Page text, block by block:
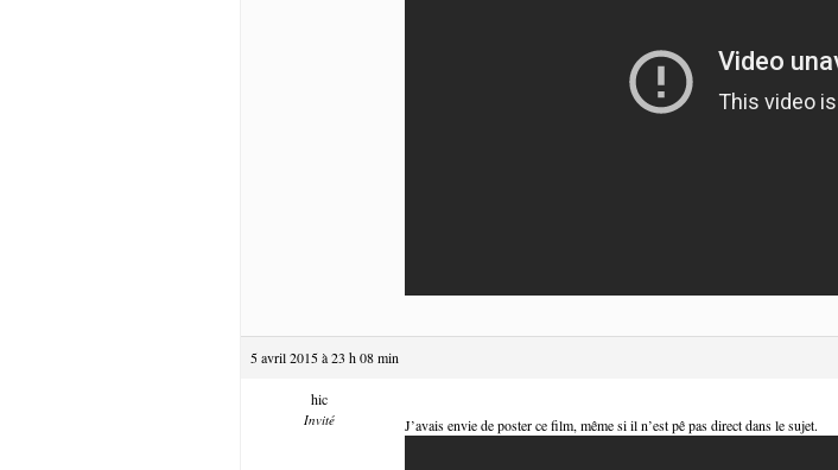
5 avril 2015 à 23 h 08 min
hic
Invité J’avais envie de poster ce film, même si il n’est pê pas direct dans le sujet.